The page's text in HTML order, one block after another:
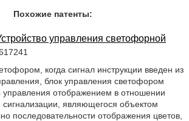
Похожие патенты:
управления светофорной
когда сигнал инструкции введен из
блок управления светофором
управления отображением в отношении
являющегося объектом
последовательности отображения цветов,